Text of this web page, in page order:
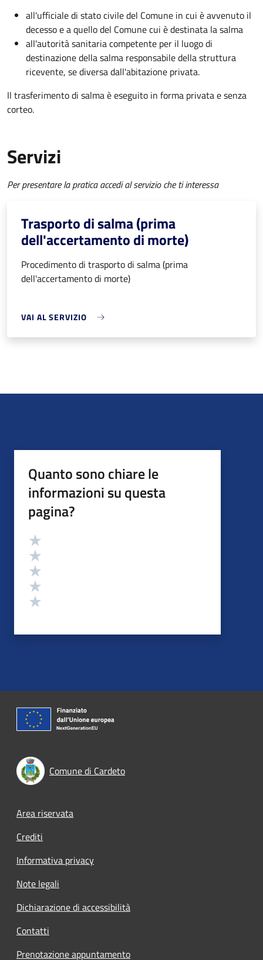
all'ufficiale di stato civile del Comune in cui è avvenuto il
decesso e a quello del Comune cui è destinata la salma
all'autorità sanitaria competente per il luogo di
destinazione della salma responsabile della struttura
ricevente, se diversa dall'abitazione privata.
Il trasferimento di salma è eseguito in forma privata e senza
corteo.
Servizi
Per presentare la pratica accedi al servizio che ti interessa
Trasporto di salma (prima
dell'accertamento di morte)
Procedimento di trasporto di salma (prima
dell'accertamento di morte)
VAI AL SERVIZIO
Quanto sono chiare le
informazioni su questa
pagina?
Valutazione
Comune di Cardeto
Footer menu
Area riservata
Crediti
Informativa privacy
Note legali
Dichiarazione di accessibilità
Contatti
Prenotazione appuntamento